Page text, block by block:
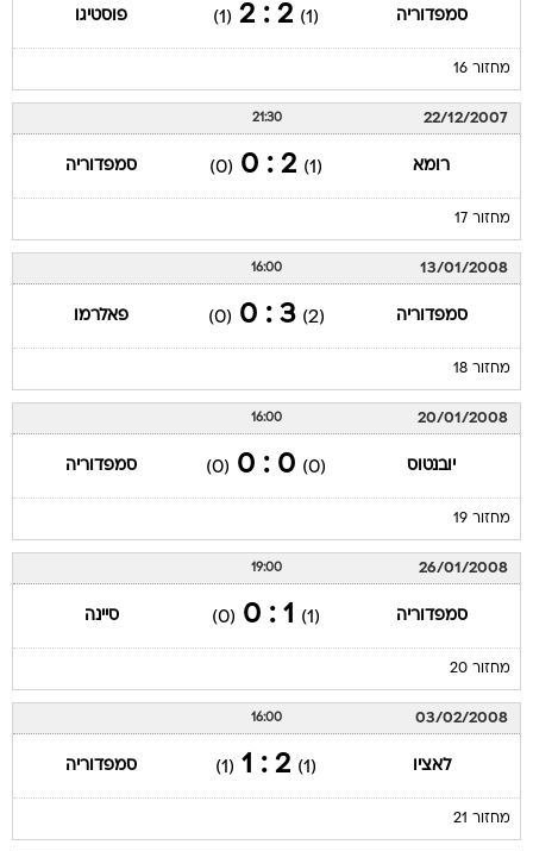
סמפדוריה (1)
2 : 2
(1) פוסטיגו
מחזור 16
22/12/2007
21:30
רומא (1)
2 : 0
(0) סמפדוריה
מחזור 17
13/01/2008
16:00
סמפדוריה (2)
3 : 0
(0) פאלרמו
מחזור 18
20/01/2008
16:00
יובנטוס (0)
0 : 0
(0) סמפדוריה
מחזור 19
26/01/2008
19:00
סמפדוריה (1)
1 : 0
(0) סיינה
מחזור 20
03/02/2008
16:00
לאציו (1)
2 : 1
(1) סמפדוריה
מחזור 21